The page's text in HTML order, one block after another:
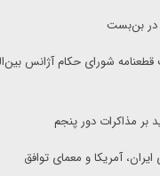
در بن‌بست
شورای حکام آژانس
بر مذاکرات دور پنجم
آمریکا و معمای توافق